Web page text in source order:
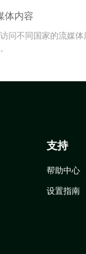
体内容
问不同国家的流媒
支持
帮助中心
设置指南